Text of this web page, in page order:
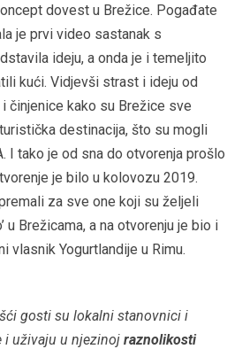
dovest u Brežice. Pogađate
je prvi video sastanak s
ideju, a onda je i temeljito
kući. Vidjevši strast i ideju od
činjenice kako su Brežice sve
destinacija, što su mogli
I tako je od sna do otvorenja prošlo
je bilo u kolovozu 2019.
za sve one koji su željeli
u Brežicama, a na otvorenju je bio i
vlasnik Yogurtlandije u Rimu.
gosti su lokalni stanovnici i
i uživaju u njezinoj raznolikosti